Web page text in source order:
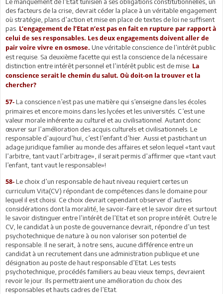
des facteurs de la crise, devrait céder la place à un véritable engagement
où stratégie, plans d’action et mise en place de textes de loi ne suffisent
pas. L’engagement de l’Etat n’est pas en fait en rupture par rapport à
celui de ses responsables. Les deux engagements doivent aller de
pair voire vivre en osmose. Une véritable conscience de l’intérêt public
est requise. Sa deuxième facette qui est la conscience de la nécessaire
distinction entre intérêt personnel et l’intérêt public est de mise. La
conscience serait le chemin du salut. Où doit-on la trouver et la
chercher?
57- La conscience n’est pas une matière qui s’enseigne dans les écoles
primaires et encore moins dans les lycées et les universités. C’est une
valeur morale inhérente au culturel et au civilisationnel. Autant donc
œuvrer sur l’amélioration des acquis culturels et civilisationnels. Le
responsable d’aujourd’hui, c’est l’enfant d’hier. Aussi et pastichant un
adage juridique familier au monde des affaires et selon lequel «tant vaut
l’arbitre, tant vaut l’arbitrage», il serait permis d’affirmer que «tant vaut
l’enfant, tant vaut le responsable»!
58- Le choix d’un responsable de haut niveau requiert certes un
curriculum Vita(CV) répondant de compétences dans le domaine pour
lequel il est choisi. Ce choix devrait cependant observer d’autres
considérations dont la moralité, le savoir-faire et le savoir dire et surtout
le savoir distinguer entre l’intérêt de l’Etat et son propre intérêt. Outre le
CV, le candidat à un poste de gouvernance devrait, répondre d’un test
psychotechnique de nature à ou non valoriser son potentiel de
responsable. Il ne serait, à notre sens, aucune différence entre un
candidat à un recrutement dans une administration publique et une
désignation au poste de haut responsable d’Etat. Les tests
psychotechnique, procédés familiers au beau vieux temps, devraient
revoir le jour. Ils permettraient une amélioration du choix des
responsables et hauts cadres de l’Etat.